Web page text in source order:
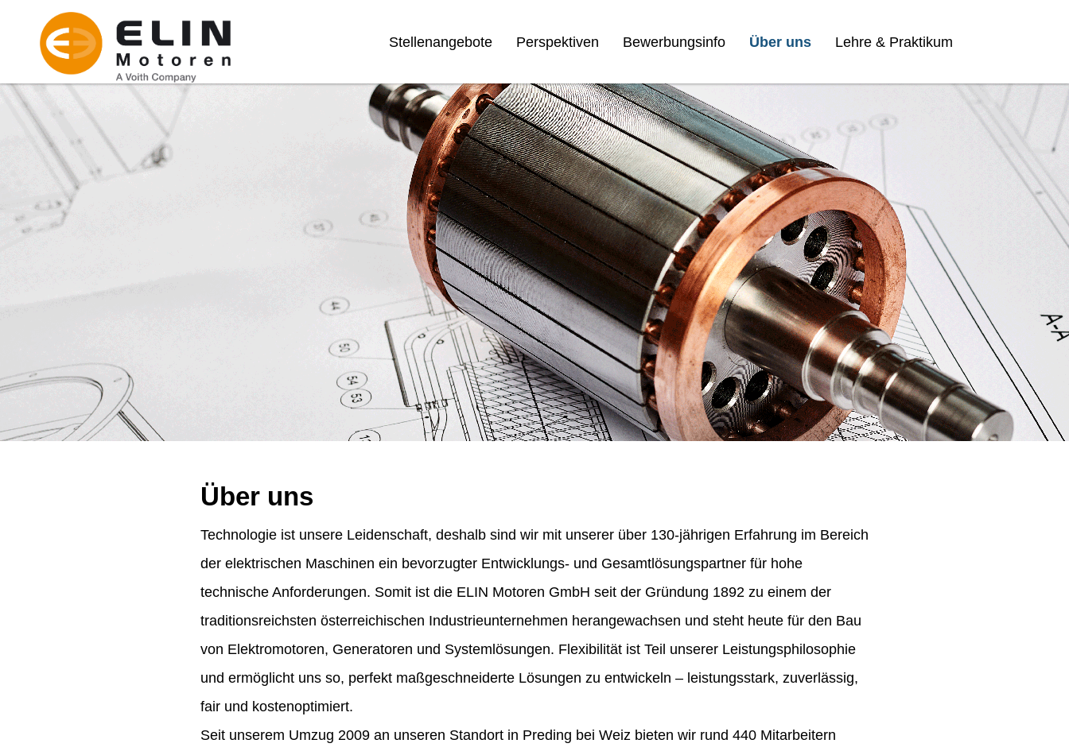
Stellenangebote Perspektiven Bewerbungsinfo Über uns Lehre & Praktikum
Über uns
Technologie ist unsere Leidenschaft, deshalb sind wir mit unserer über 130-jährigen Erfahrung im Bereich
der elektrischen Maschinen ein bevorzugter Entwicklungs- und Gesamtlösungspartner für hohe
technische Anforderungen. Somit ist die ELIN Motoren GmbH seit der Gründung 1892 zu einem der
traditionsreichsten österreichischen Industrieunternehmen herangewachsen und steht heute für den Bau
von Elektromotoren, Generatoren und Systemlösungen. Flexibilität ist Teil unserer Leistungsphilosophie
und ermöglicht uns so, perfekt maßgeschneiderte Lösungen zu entwickeln – leistungsstark, zuverlässig,
fair und kostenoptimiert.
Seit unserem Umzug 2009 an unseren Standort in Preding bei Weiz bieten wir rund 440 Mitarbeitern